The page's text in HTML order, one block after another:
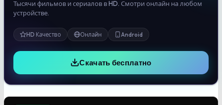
Тысячи фильмов и сериалов в HD. Смотри онлайн на любом
устройстве.
HD Качество Онлайн Android
Скачать бесплатно